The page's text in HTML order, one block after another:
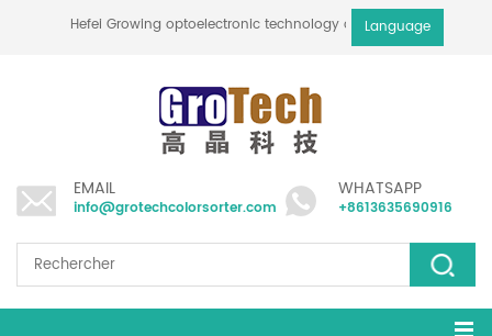
Hefei Growing optoelectronic technology co., ltd
Language
EMAIL
info@grotechcolorsorter.com
WHATSAPP
+8613635690916